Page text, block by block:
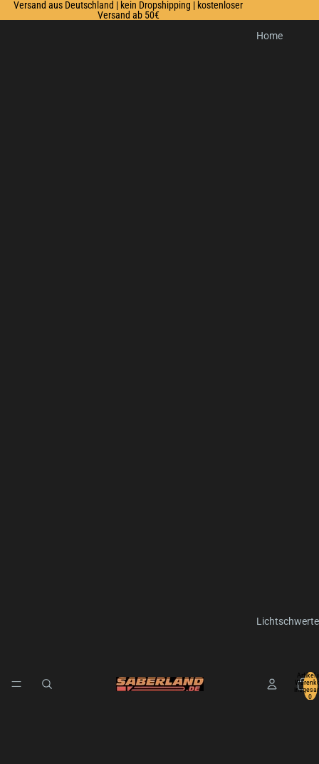
Versand aus Deutschland | kein Dropshipping | kostenloser
Versand ab 50€
Home
Artikel
0